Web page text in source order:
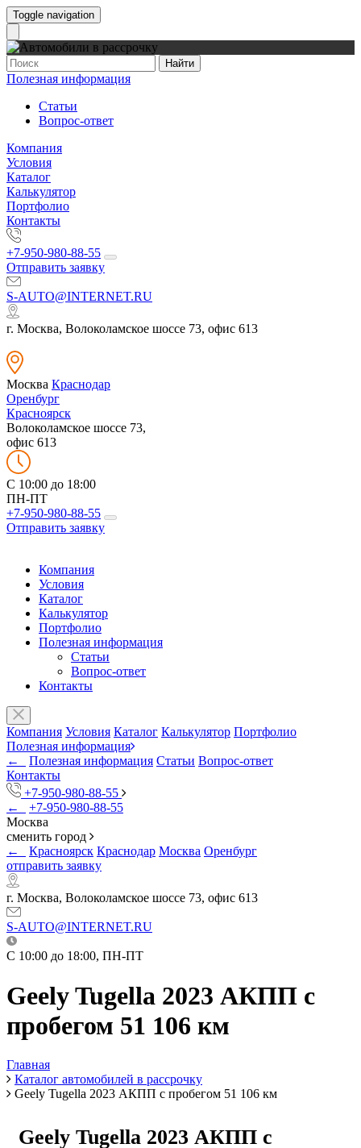
Toggle navigation
Найти
Полезная информация
Статьи
Вопрос-ответ
Компания
Условия
Каталог
Калькулятор
Портфолио
Контакты
+7-950-980-88-55
Отправить заявку
S-AUTO@INTERNET.RU
г. Москва, Волоколамское шоссе 73, офис 613
Москва Краснодар
Оренбург
Красноярск
Волоколамское шоссе 73,
офис 613
C 10:00 до 18:00
ПН-ПТ
+7-950-980-88-55
Отправить заявку
Компания
Условия
Каталог
Калькулятор
Портфолио
Полезная информация
Статьи
Вопрос-ответ
Контакты
Компания Условия Каталог Калькулятор Портфолио
Полезная информация
←
Полезная информация Статьи Вопрос-ответ
Контакты
+7-950-980-88-55
←
+7-950-980-88-55
Москва
сменить город
←
Красноярск Краснодар Москва Оренбург
отправить заявку
г. Москва, Волоколамское шоссе 73, офис 613
S-AUTO@INTERNET.RU
C 10:00 до 18:00, ПН-ПТ
Geely Tugella 2023 АКПП с
пробегом 51 106 км
Главная
Каталог автомобилей в рассрочку
Geely Tugella 2023 АКПП с пробегом 51 106 км
Geely Tugella 2023 АКПП с